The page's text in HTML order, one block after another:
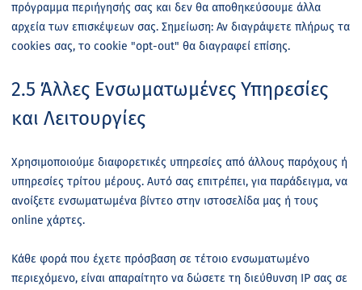
πρόγραμμα περιήγησής σας και δεν θα αποθηκεύσουμε άλλα
αρχεία των επισκέψεων σας. Σημείωση: Αν διαγράψετε πλήρως τα
cookies σας, το cookie "opt-out" θα διαγραφεί επίσης.
2.5 Άλλες Ενσωματωμένες Υπηρεσίες
και Λειτουργίες
Χρησιμοποιούμε διαφορετικές υπηρεσίες από άλλους παρόχους ή
υπηρεσίες τρίτου μέρους. Αυτό σας επιτρέπει, για παράδειγμα, να
ανοίξετε ενσωματωμένα βίντεο στην ιστοσελίδα μας ή τους
online χάρτες.
Κάθε φορά που έχετε πρόσβαση σε τέτοιο ενσωματωμένο
περιεχόμενο, είναι απαραίτητο να δώσετε τη διεύθυνση IP σας σε